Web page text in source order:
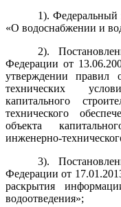
1). Федеральный
«О водоснабжении и
2).
Федерации от
утверждении правил
технических
капитального
технического
объекта
инженерно-
3).
Федерации от
раскрытия
водоотведения»;